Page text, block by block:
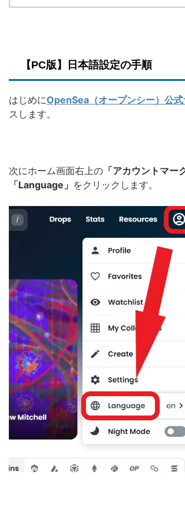
【PC版】日本語設定の手順
はじめにOpenSea（オープンシー）公式
スします。
次にホーム画面右上の 「アカウントマー
「Language」 をクリックします。